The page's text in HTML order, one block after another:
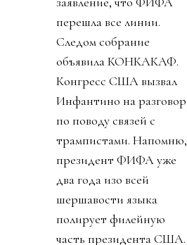
перешла все линии.
Следом собрание
объявила КОНКАКАФ.
Конгресс США вызвал
Инфантино на разговор
по поводу связей с
трампистами. Напомню,
президент ФИФА уже
два года изо всей
шершавости языка
полирует филейную
часть президента США.